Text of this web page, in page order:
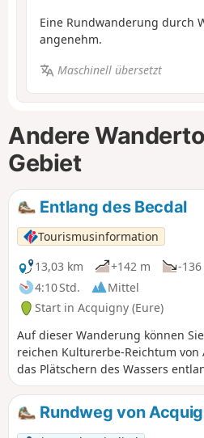
Eine Rundwanderung durch
angenehm.
Maschinell übersetzt
Andere
Gebiet
Entlang des Becdal
Tourismusinformation
13,03 km
+142 m
-
4:10 Std.
Mittel
Start in Acquigny (Eure)
Auf dieser Wanderung können
reichen Kulturerbe-Reichtum von
das Plätschern des Wassers
Becdal und den malerischen
angrenzenden Herrenhauses
den Wegkreuzungen werden Sie
Rundweg von